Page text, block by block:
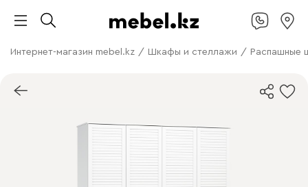
Интернет-магазин mebel.kz / Шкафы и стеллажи / Распашные